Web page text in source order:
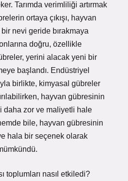
Tarımda verimliliği artırmak
ortaya çıkışı, hayvan
bir nevi geride bırakmaya
doğru, özellikle
yerini alacak yeni bir
başlandı. Endüstriyel
birlikte, kimyasal gübreler
hayvan gübresinin
daha zor ve maliyetli hale
bile, hayvan gübresinin
hala bir seçenek olarak
toplumları nasıl etkiledi?